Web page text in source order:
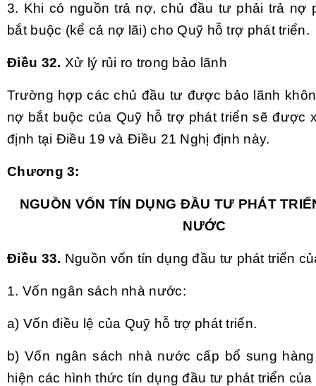
3. Khi có nguồn trả nợ, chủ đầu tư phải trả nợ
bắt buộc (kể cả nợ lãi) cho Quỹ hỗ trợ phát triển.
Điều 32. Xử lý rủi ro trong bảo lãnh
Trường hợp các chủ đầu tư được bảo lãnh
nợ bắt buộc của Quỹ hỗ trợ phát triển sẽ được
định tại Điều 19 và Điều 21 Nghị định này.
Chương 3:
NGUỒN VỐN TÍN DỤNG ĐẦU TƯ PHÁT
NƯỚC
Điều 33. Nguồn vốn tín dụng đầu tư phát triển
1. Vốn ngân sách nhà nước:
a) Vốn điều lệ của Quỹ hỗ trợ phát triển.
b) Vốn ngân sách nhà nước cấp bổ sung
hiện các hình thức tín dụng đầu tư phát triển